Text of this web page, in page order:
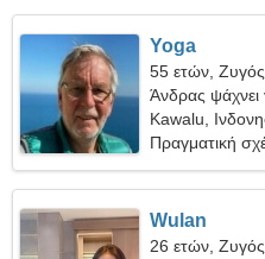
Yoga
55 ετών, Ζυγός
Άνδρας ψάχνει
Kawalu,
Πραγματική
Wulan
26 ετών, Ζυγός